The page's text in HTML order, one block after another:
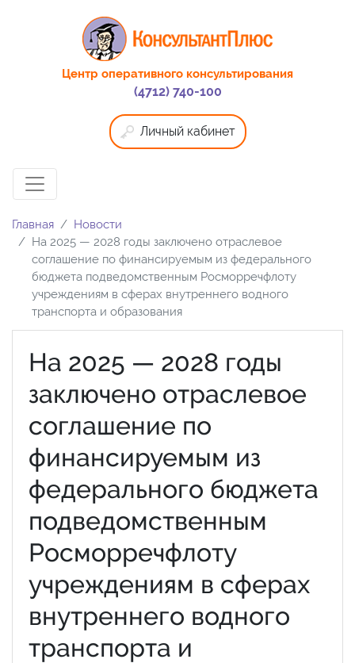
Центр оперативного консультирования
(4712) 740-100
Личный кабинет
Главная
Новости
На 2025 — 2028 годы заключено отраслевое
соглашение по финансируемым из федерального
бюджета подведомственным Росморречфлоту
учреждениям в сферах внутреннего водного
транспорта и образования
На 2025 — 2028 годы
заключено отраслевое
соглашение по
финансируемым из
федерального бюджета
подведомственным
Росморречфлоту
учреждениям в сферах
внутреннего водного
транспорта и